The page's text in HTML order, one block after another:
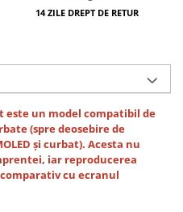
14 ZILE DREPT DE RETUR
este un model compatibil de
(spre deosebire de
și curbat). Acesta nu
iar reproducerea
cu ecranul